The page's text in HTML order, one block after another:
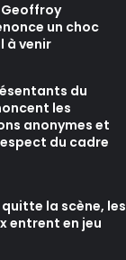
Geoffroy
un choc
à venir
du
les
anonymes et
du cadre
la scène, les
entrent en jeu